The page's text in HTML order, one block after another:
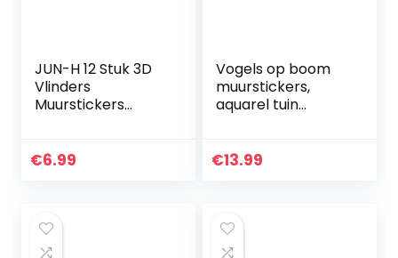
JUN-H 12 Stuk 3D
Vlinders
Muurstickers
Sticker Home DIY
Appartement…
€6.99
Vogels op boom
muurstickers,
aquarel tuin
kinderkamer
romantische…
€13.99